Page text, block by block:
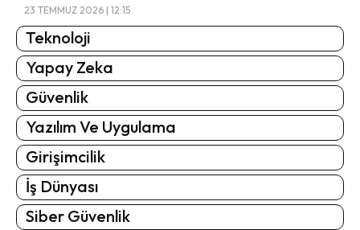
23 TEMMUZ 2026 | 12:15
Teknoloji
Yapay Zeka
Güvenlik
Yazılım Ve Uygulama
Girişimcilik
İş Dünyası
Siber Güvenlik